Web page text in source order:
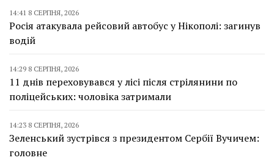
14:41 8 СЕРПНЯ, 2026
Росія атакувала рейсовий автобус у Нікополі: загинув
водій
14:29 8 СЕРПНЯ, 2026
11 днів переховувався у лісі після стрілянини по
поліцейських: чоловіка затримали
14:23 8 СЕРПНЯ, 2026
Зеленський зустрівся з президентом Сербії Вучичем:
головне